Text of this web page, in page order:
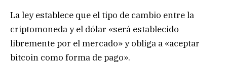
La ley establece que el tipo de cambio entre la
criptomoneda y el dólar «será establecido
libremente por el mercado» y obliga a «aceptar
bitcoin como forma de pago».